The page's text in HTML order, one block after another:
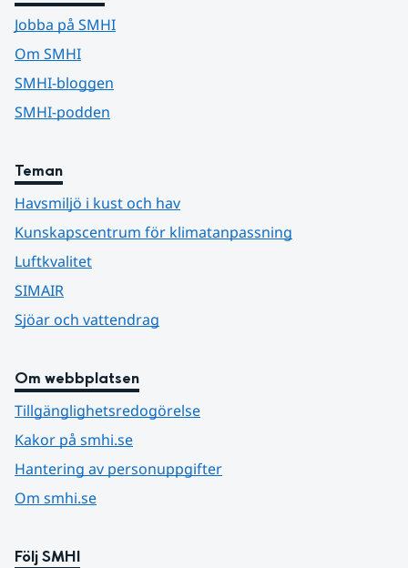
Jobba på SMHI
Om SMHI
SMHI-bloggen
SMHI-podden
Teman
Havsmiljö i kust och hav
Kunskapscentrum för klimatanpassning
Luftkvalitet
SIMAIR
Sjöar och vattendrag
Om webbplatsen
Tillgänglighetsredogörelse
Kakor på smhi.se
Hantering av personuppgifter
Om smhi.se
Följ SMHI